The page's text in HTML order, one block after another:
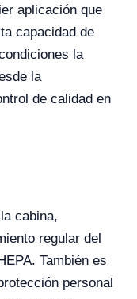
aplicación que
capacidad de
la
la
de calidad en
cabina,
regular del
También es
personal